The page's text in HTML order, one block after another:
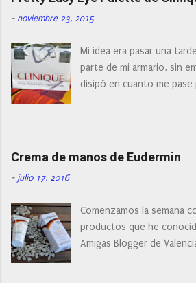
actualidad tal variedad,
compra debemos de
post os voy a dar mi
cepillo facial de Clinique
- noviembre 23, 2015
Mi idea era pasar una
parte de mi armario, sin
disipó en cuanto me
resistirse a esta paleta
Crema de manos de Eudermin
- julio 17, 2016
Comenzamos la semana
productos que he
Amigas Blogger de
manos para utilizar